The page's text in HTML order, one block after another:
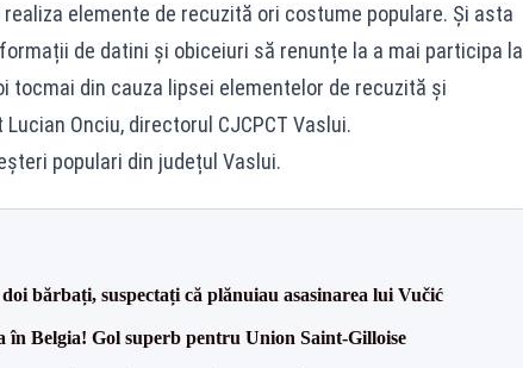
elemente de recuzită ori costume populare. Și asta
de datini și obiceiuri să renunțe la a mai participa la
tocmai din cauza lipsei elementelor de recuzită și
Onciu, directorul CJCPCT Vaslui.
populari din județul Vaslui.
bărbați, suspectați că plănuiau asasinarea lui Vučić
în Belgia! Gol superb pentru Union Saint-Gilloise